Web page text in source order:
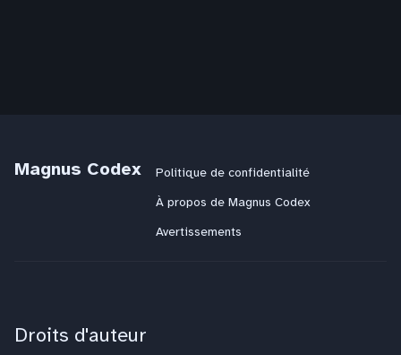
Magnus Codex
Politique de confidentialité
À propos de Magnus Codex
Avertissements
Droits d'auteur